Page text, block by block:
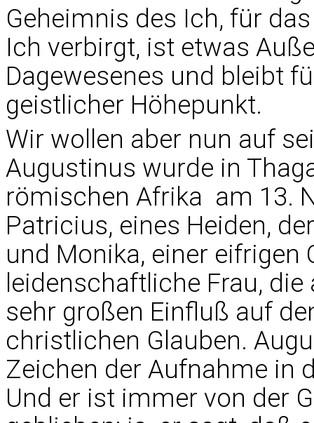
Geheimnis des Ich, für
Ich verbirgt, ist etwas
Dagewesenes und bleibt
geistlicher Höhepunkt.
Wir wollen aber nun auf
Augustinus wurde in
römischen Afrika  am 13.
Patricius, eines Heiden,
und Monika, einer eifrigen
leidenschaftliche Frau,
sehr großen Einfluß auf
christlichen Glauben.
Zeichen der Aufnahme in
Und er ist immer von der